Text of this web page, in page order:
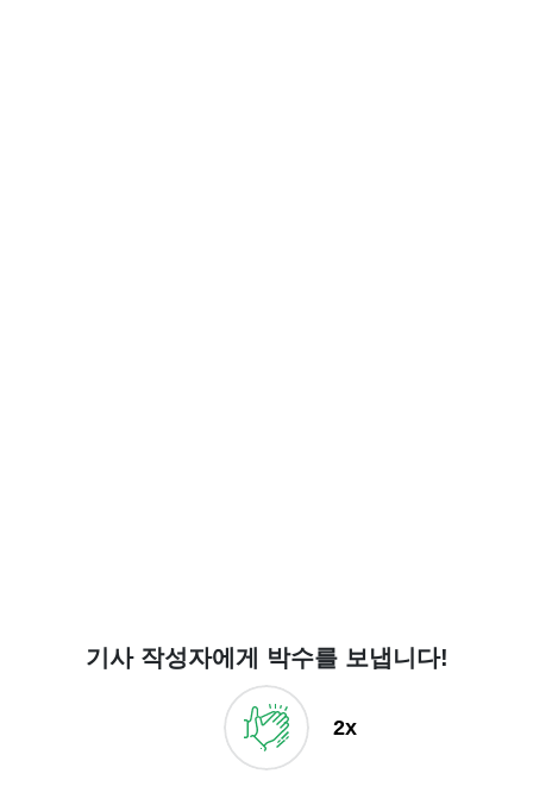
기사 작성자에게 박수를 보냅니다!
2x